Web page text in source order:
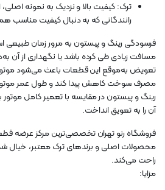
ترک: کیفیت بالا و نزدیک به نمونه
رانندگانی که به دنبال کیفیت مناسب
فرسودگی رینگ و پیستون به مرور زمان
مسافت زیادی طی کرده باشد یا نگهداری از آن
تعویض به‌موقع این قطعات باعث می‌شود موتور
مصرف سوخت کاهش پیدا کند و طول عمر
رینگ و پیستون در مقایسه با تعمیر کامل موتور
آن را به تعویق انداخت.
فروشگاه رنو تهران تخصصی‌ترین مرکز عرضه
محصولات اصلی و برندهای ترک معتبر، خیال
راحت می‌کند.
مزایا: